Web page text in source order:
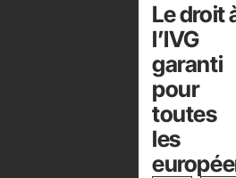
Le droit
l’IVG
garanti
pour
toutes
les